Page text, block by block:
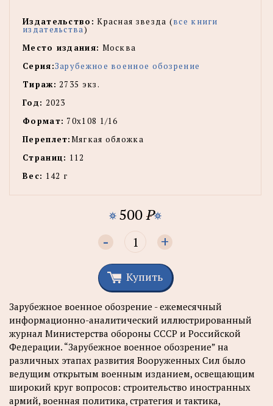
Издательство: Красная звезда (все книги
издательства)
Место издания: Москва
Серия:Зарубежное военное обозрение
Тираж: 2735 экз.
Год: 2023
Формат: 70х108 1/16
Переплет:Мягкая обложка
Страниц: 112
Вес: 142 г
500P
- +
Купить
Зарубежное военное обозрение - ежемесячный
информационно-аналитический иллюстрированный
журнал Министерства обороны СССР и Российской
Федерации. “Зарубежное военное обозрение” на
различных этапах развития Вооруженных Сил было
ведущим открытым военным изданием, освещающим
широкий круг вопросов: строительство иностранных
армий, военная политика, стратегия и тактика,